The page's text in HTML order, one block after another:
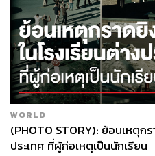
WORLD
(PHOTO STORY): ย้อนเหตุก
ประเทศ ที่ผู้ก่อเหตุเป็นนักเรียน